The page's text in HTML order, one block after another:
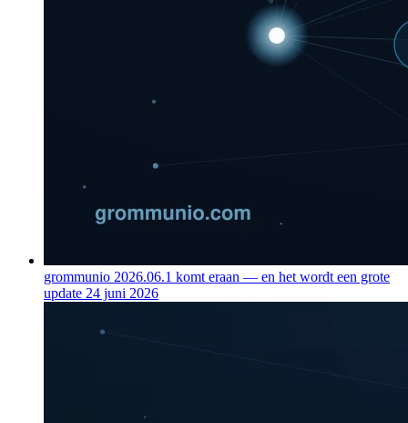
grommunio 2026.06.1 komt eraan — en het wordt een grote
update 24 juni 2026